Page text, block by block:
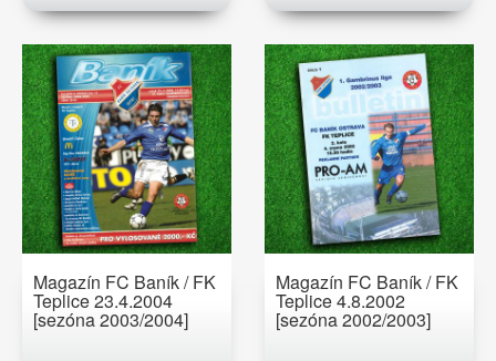
Magazín FC Baník / FK
Teplice 23.4.2004
[sezóna 2003/2004]
Magazín FC Baník / FK
Teplice 4.8.2002
[sezóna 2002/2003]